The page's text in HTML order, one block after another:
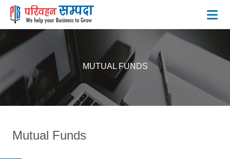
MUTUAL FUNDS
Mutual Funds